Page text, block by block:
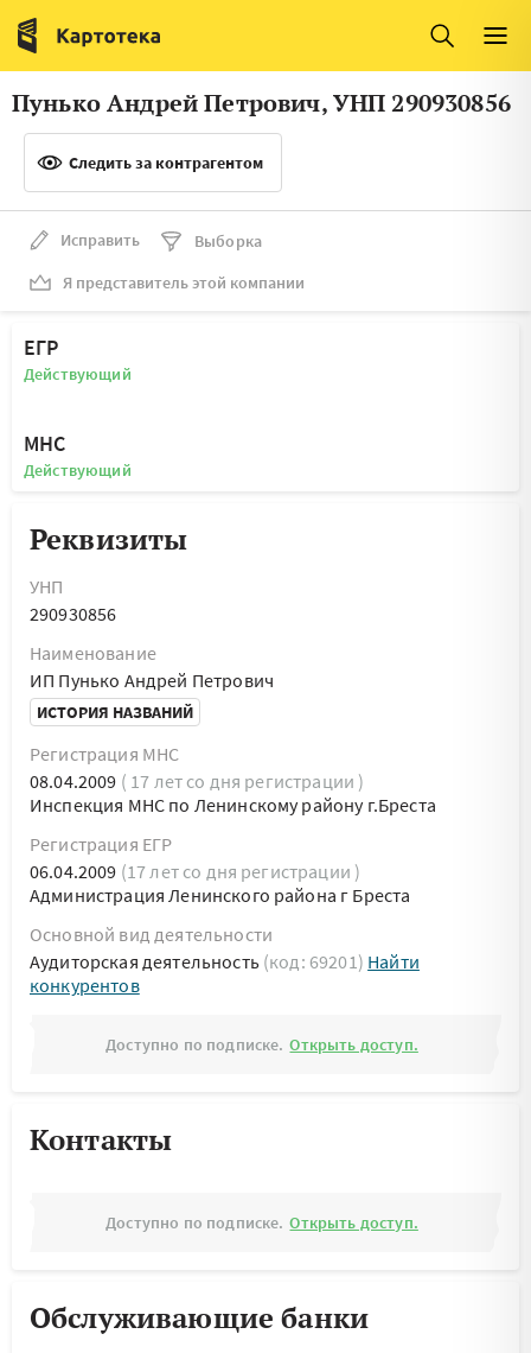
Италия
Люксембург
Литва
Нидерланды
Пунько Андрей Петрович, УНП 290930856
Следить за контрагентом
Исправить
Выборка
Я представитель этой компании
ЕГР
Действующий
МНС
Действующий
Реквизиты
УНП
290930856
Наименование
ИП Пунько Андрей Петрович
ИСТОРИЯ НАЗВАНИЙ
Регистрация МНС
08.04.2009 ( 17 лет со дня регистрации )
Инспекция МНС по Ленинскому району г.Бреста
Регистрация ЕГР
06.04.2009 (17 лет со дня регистрации )
Администрация Ленинского района г Бреста
Основной вид деятельности
Аудиторская деятельность (код: 69201) Найти
конкурентов
Доступно по подписке. Открыть доступ.
Контакты
Доступно по подписке. Открыть доступ.
Обслуживающие банки